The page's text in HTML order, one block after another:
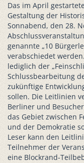
Das im April
Gestaltung der
Sonnabend, den 28.
genannte „10
verabschiedet
lediglich der
Schlussbearbeitung
zukünftige
sollen. Die Leitlinien
Berliner und
das Gebiet zwischen
und der Demokratie
Leser kann den
Teilnehmer der
eine Blockrand-